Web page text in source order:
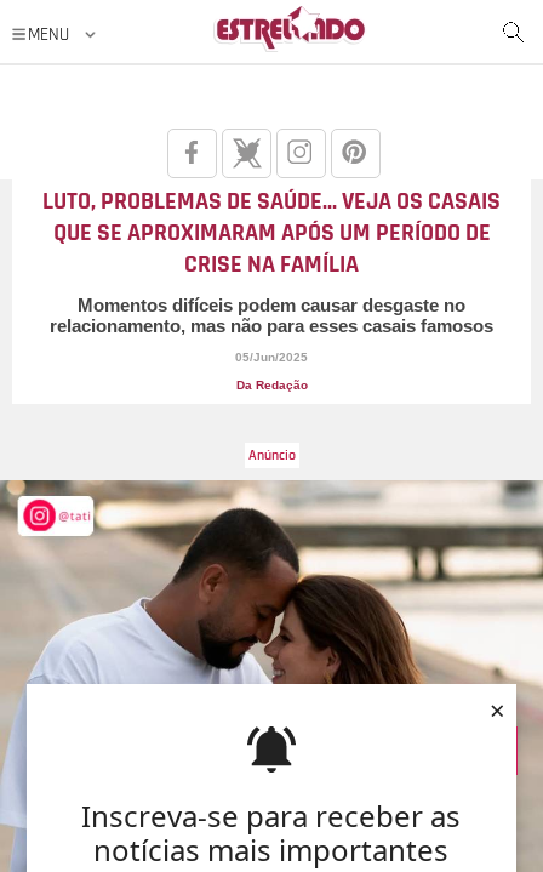
Inscreva-se para receber as
notícias mais importantes
×
LUTO, PROBLEMAS DE SAÚDE... VEJA OS CASAIS
QUE SE APROXIMARAM APÓS UM PERÍODO DE
CRISE NA FAMÍLIA
Momentos difíceis podem causar desgaste no
relacionamento, mas não para esses casais famosos
05/Jun/2025
Da Redação